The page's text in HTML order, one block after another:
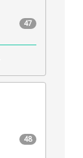
47
48